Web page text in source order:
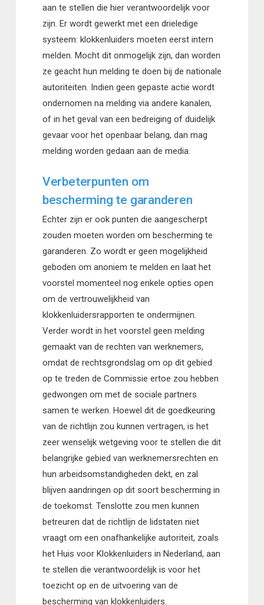
aan te stellen die hier verantwoordelijk voor
zijn. Er wordt gewerkt met een drieledige
systeem: klokkenluiders moeten eerst intern
melden. Mocht dit onmogelijk zijn, dan worden
ze geacht hun melding te doen bij de nationale
autoriteiten. Indien geen gepaste actie wordt
ondernomen na melding via andere kanalen,
of in het geval van een bedreiging of duidelijk
gevaar voor het openbaar belang, dan mag
melding worden gedaan aan de media.
Verbeterpunten om
bescherming te garanderen
Echter zijn er ook punten die aangescherpt
zouden moeten worden om bescherming te
garanderen. Zo wordt er geen mogelijkheid
geboden om anoniem te melden en laat het
voorstel momenteel nog enkele opties open
om de vertrouwelijkheid van
klokkenluidersrapporten te ondermijnen.
Verder wordt in het voorstel geen melding
gemaakt van de rechten van werknemers,
omdat de rechtsgrondslag om op dit gebied
op te treden de Commissie ertoe zou hebben
gedwongen om met de sociale partners
samen te werken. Hoewel dit de goedkeuring
van de richtlijn zou kunnen vertragen, is het
zeer wenselijk wetgeving voor te stellen die dit
belangrijke gebied van werknemersrechten en
hun arbeidsomstandigheden dekt, en zal
blijven aandringen op dit soort bescherming in
de toekomst. Tenslotte zou men kunnen
betreuren dat de richtlijn de lidstaten niet
vraagt om een onafhankelijke autoriteit, zoals
het Huis voor Klokkenluiders in Nederland, aan
te stellen die verantwoordelijk is voor het
toezicht op en de uitvoering van de
bescherming van klokkenluiders.